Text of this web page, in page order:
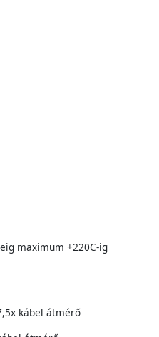
maximum +220C-ig
kábel átmérő